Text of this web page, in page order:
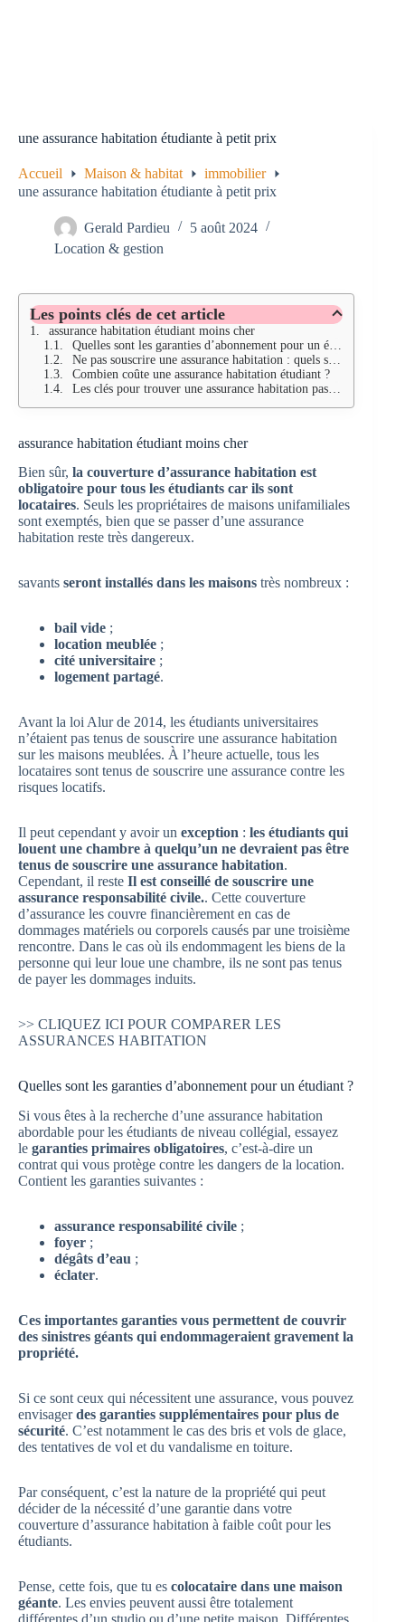
une assurance habitation étudiante à petit prix
Accueil Maison & habitat
immobilier
une assurance habitation étudiante à petit prix
Gerald Pardieu
5 août 2024
Location & gestion
Les points clés de cet article
assurance habitation étudiant moins cher
Quelles sont les garanties d’abonnement pour un étudiant ?
Ne pas souscrire une assurance habitation : quels sont les dangers ?
Combien coûte une assurance habitation étudiant ?
Les clés pour trouver une assurance habitation pas chère pour les collégiens
assurance habitation étudiant moins cher
Bien sûr, la couverture d’assurance habitation est
obligatoire pour tous les étudiants car ils sont
locataires. Seuls les propriétaires de maisons unifamiliales
sont exemptés, bien que se passer d’une assurance
habitation reste très dangereux.
savants seront installés dans les maisons très nombreux :
bail vide ;
location meublée ;
cité universitaire ;
logement partagé.
Avant la loi Alur de 2014, les étudiants universitaires
n’étaient pas tenus de souscrire une assurance habitation
sur les maisons meublées. À l’heure actuelle, tous les
locataires sont tenus de souscrire une assurance contre les
risques locatifs.
Il peut cependant y avoir un exception : les étudiants qui
louent une chambre à quelqu’un ne devraient pas être
tenus de souscrire une assurance habitation.
Cependant, il reste Il est conseillé de souscrire une
assurance responsabilité civile.. Cette couverture
d’assurance les couvre financièrement en cas de
dommages matériels ou corporels causés par une troisième
rencontre. Dans le cas où ils endommagent les biens de la
personne qui leur loue une chambre, ils ne sont pas tenus
de payer les dommages induits.
>> CLIQUEZ ICI POUR COMPARER LES
ASSURANCES HABITATION
Quelles sont les garanties d’abonnement pour un étudiant ?
Si vous êtes à la recherche d’une assurance habitation
abordable pour les étudiants de niveau collégial, essayez
le garanties primaires obligatoires, c’est-à-dire un
contrat qui vous protège contre les dangers de la location.
Contient les garanties suivantes :
assurance responsabilité civile ;
foyer ;
dégâts d’eau ;
éclater.
Ces importantes garanties vous permettent de couvrir
des sinistres géants qui endommageraient gravement la
propriété.
Si ce sont ceux qui nécessitent une assurance, vous pouvez
envisagerdes garanties supplémentaires pour plus de
sécurité. C’est notamment le cas des bris et vols de glace,
des tentatives de vol et du vandalisme en toiture.
Par conséquent, c’est la nature de la propriété qui peut
décider de la nécessité d’une garantie dans votre
couverture d’assurance habitation à faible coût pour les
étudiants.
Pense, cette fois, que tu es colocataire dans une maison
géante. Les envies peuvent aussi être totalement